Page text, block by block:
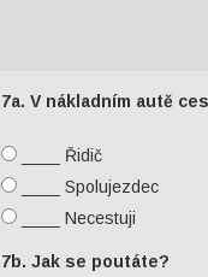
7a. V nákladním autě
____ Řidič
____ Spolujezdec
____ Necestuji
7b. Jak se poutáte?